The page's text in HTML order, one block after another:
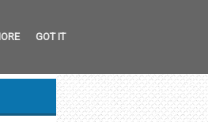
GOT IT